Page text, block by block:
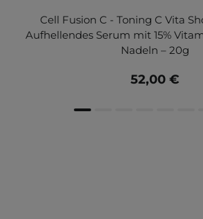
Cell Fusion C - Toning C Vita
Aufhellendes Serum mit 15%
Nadeln – 20g
52,00 €